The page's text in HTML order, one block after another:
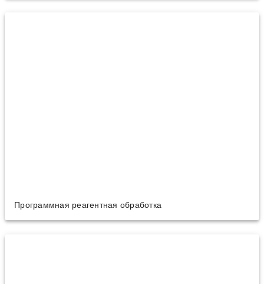
Программная реагентная обработка